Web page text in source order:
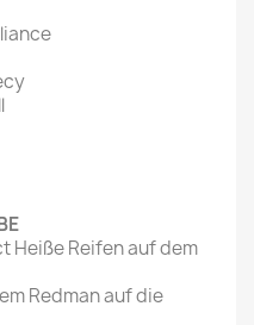
Heiße Reifen auf dem
Redman auf die